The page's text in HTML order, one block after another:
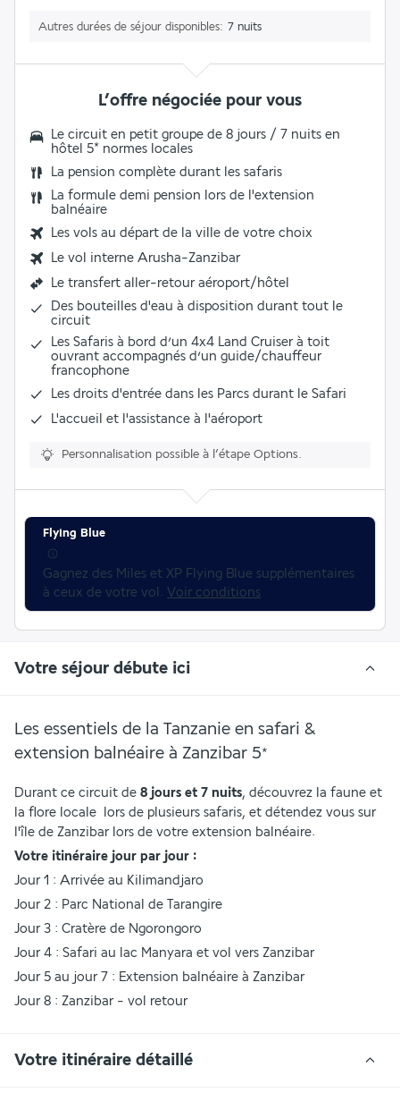
Autres durées de séjour disponibles 7 nuits
L’offre négociée pour vous
Le circuit en petit groupe de 8 jours / 7 nuits en
hôtel 5* normes locales
La pension complète durant les safaris
La formule demi pension lors de l'extension
balnéaire
Les vols au départ de la ville de votre choix
Le vol interne Arusha-Zanzibar
Le transfert aller-retour aéroport/hôtel
Des bouteilles d'eau à disposition durant tout le
circuit
Les Safaris à bord d’un 4x4 Land Cruiser à toit
ouvrant accompagnés d’un guide/chauffeur
francophone
Les droits d'entrée dans les Parcs durant le Safari
L'accueil et l'assistance à l'aéroport
Personnalisation possible à l’étape Options.
Flying Blue
Gagnez des Miles et XP Flying Blue supplémentaires
à ceux de votre vol. Voir conditions
Votre séjour débute ici
Les essentiels de la Tanzanie en safari &
extension balnéaire à Zanzibar 5*
Durant ce circuit de 8 jours et 7 nuits, découvrez la faune et
la flore locale  lors de plusieurs safaris, et détendez vous sur
l'île de Zanzibar lors de votre extension balnéaire.
Votre itinéraire jour par jour :
Jour 1 : Arrivée au Kilimandjaro
Jour 2 : Parc National de Tarangire
Jour 3 : Cratère de Ngorongoro
Jour 4 : Safari au lac Manyara et vol vers Zanzibar
Jour 5 au jour 7 : Extension balnéaire à Zanzibar
Jour 8 : Zanzibar - vol retour
Votre itinéraire détaillé